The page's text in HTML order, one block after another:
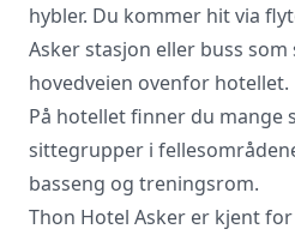
hybler. Du kommer hit via
Asker stasjon eller buss
hovedveien ovenfor hotellet.
På hotellet finner du mange
sittegrupper i
basseng og treningsrom.
Thon Hotel Asker er kjent
LUKK VINDU